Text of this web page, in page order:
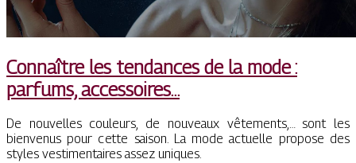
Connaître les tendances de la mode :
parfums, accessoires…
De nouvelles couleurs, de nouveaux vêtements,… sont les
bienvenus pour cette saison. La mode actuelle propose des
styles vestimentaires assez uniques.